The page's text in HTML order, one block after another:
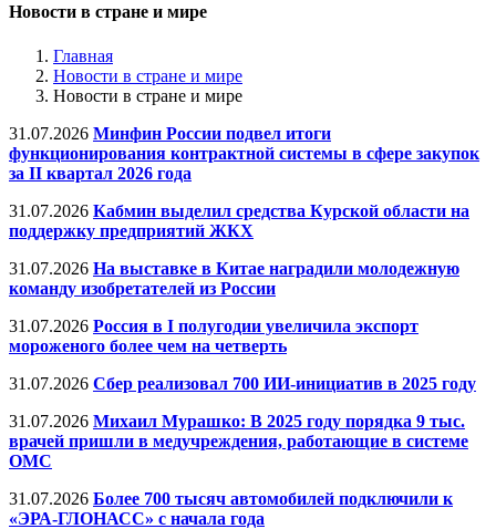
Новости в стране и мире
Главная
Новости в стране и мире
Новости в стране и мире
31.07.2026 Минфин России подвел итоги
функционирования контрактной системы в сфере закупок
за II квартал 2026 года
31.07.2026 Кабмин выделил средства Курской области на
поддержку предприятий ЖКХ
31.07.2026 На выставке в Китае наградили молодежную
команду изобретателей из России
31.07.2026 Россия в I полугодии увеличила экспорт
мороженого более чем на четверть
31.07.2026 Сбер реализовал 700 ИИ-инициатив в 2025 году
31.07.2026 Михаил Мурашко: В 2025 году порядка 9 тыс.
врачей пришли в медучреждения, работающие в системе
ОМС
31.07.2026 Более 700 тысяч автомобилей подключили к
«ЭРА-ГЛОНАСС» с начала года